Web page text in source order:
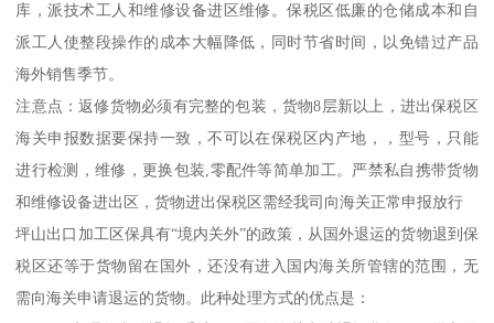
库，派技术工人和维修设备进区维修。保税区低廉的仓储成本和自
派工人使整段操作的成本大幅降低，同时节省时间，以免错过产品
海外销售季节。
注意点：返修货物必须有完整的包装，货物8层新以上，进出保税区
海关申报数据要保持一致，不可以在保税区内产地，，型号，只能
进行检测，维修，更换包装,零配件等简单加工。严禁私自携带货物
和维修设备进出区，货物进出保税区需经我司向海关正常申报放行
坪山出口加工区保具有“境内关外”的政策，从国外退运的货物退到保
税区还等于货物留在国外，还没有进入国内海关所管辖的范围，无
需向海关申请退运的货物。此种处理方式的优点是：